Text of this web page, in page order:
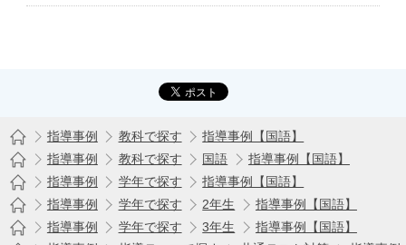
指導事例 教科で探す
指導事例【国語】
指導事例
教科で探す 国語
指導事例【国語】
指導事例
学年で探す
指導事例【国語】
指導事例
学年で探す 2年生
指導事例【国語】
指導事例
学年で探す 3年生
指導事例【国語】